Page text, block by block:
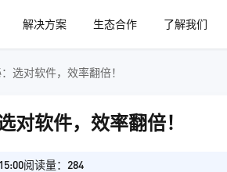
解决方案 生态合作 了解我们
选对软件，效率翻倍！
对软件，效率翻倍！
阅读量：284